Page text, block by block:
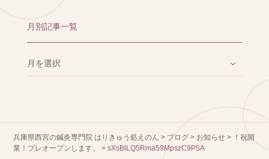
月別記事一覧
兵庫県西宮の鍼灸専門院 はりきゅう処えのん > ブログ > お知らせ > ！祝開
業！プレオープンします。
>sXsBlLQ5Rma59MpszC9P5A